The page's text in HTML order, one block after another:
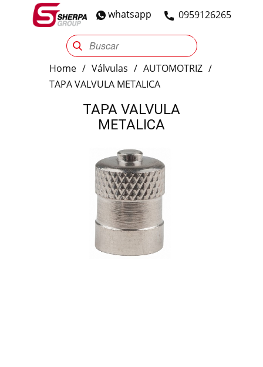
​0959126265
whatsapp
Sherpa Group Reencauche Automotriz
Home / Válvulas / AUTOMOTRIZ /
TAPA VALVULA METALICA
TAPA VALVULA
METALICA